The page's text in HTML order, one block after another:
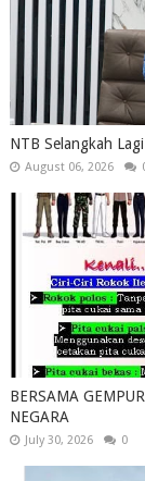
NTB Selangkah
August 06, 2026
BERSAMA
NEGARA
July 30, 2026 0